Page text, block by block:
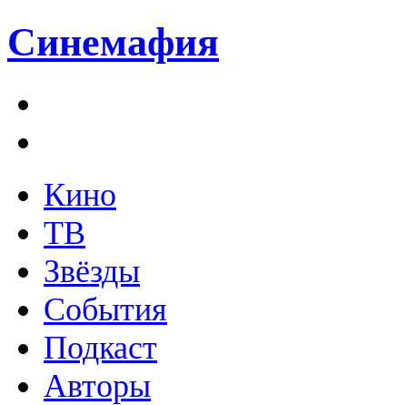
Синемафия
Кино
ТВ
Звёзды
События
Подкаст
Авторы